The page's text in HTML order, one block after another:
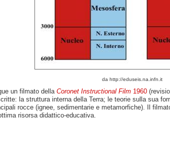
da http://eduseis.na.infn.it
un filmato della Coronet Instructional Film1960
la struttura interna della Terra; le teorie sulla sua
rocce (ignee, sedimentarie e metamorfiche). Il
risorsa didattico-educativa.